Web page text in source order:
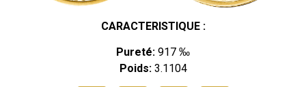
CARACTERISTIQUE :
Pureté: 917 ‰
Poids:3.1104